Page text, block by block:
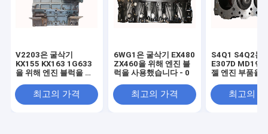
V2203은 굴삭기
KX155 KX163 1G633
을 위해 엔진 블럭을 사
최고의 가격
6WG1은 굴삭기 EX480
ZX460을 위해 엔진 블
럭을 사용했습니다 - 0
최고의 가격
S4Q1 S4Q2는
E307D
젤 엔진 부품을
최고의